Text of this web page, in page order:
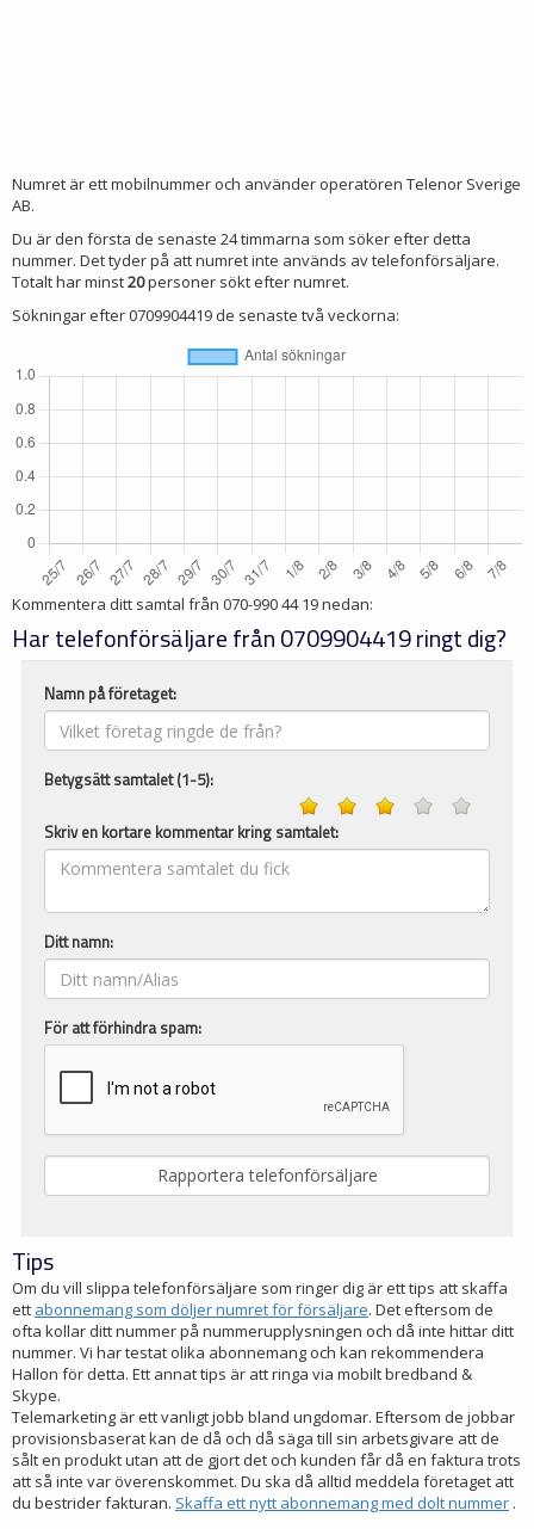
Numret är ett mobilnummer och använder operatören Telenor Sverige
AB.
Du är den första de senaste 24 timmarna som söker efter detta
nummer. Det tyder på att numret inte används av telefonförsäljare.
Totalt har minst20personer sökt efter numret.
Sökningar efter 0709904419 de senaste två veckorna:
Kommentera ditt samtal från 070-990 44 19nedan:
Har telefonförsäljare från 0709904419 ringt dig?
Namn på företaget:
Betygsätt samtalet (1-5):
Skriv en kortare kommentar kring samtalet:
Ditt namn:
För att förhindra spam:
Tips
Om du vill slippa telefonförsäljare som ringer dig är ett tips att skaffa
ett abonnemang som döljer numret för försäljare. Det eftersom de
ofta kollar ditt nummer på nummerupplysningen och då inte hittar ditt
nummer. Vi har testat olika abonnemang och kan rekommendera
Hallon för detta. Ett annat tips är att ringa via mobilt bredband &
Skype.
Telemarketing är ett vanligt jobb bland ungdomar. Eftersom de jobbar
provisionsbaserat kan de då och då säga till sin arbetsgivare att de
sålt en produkt utan att de gjort det och kunden får då en faktura trots
att så inte var överenskommet. Du ska då alltid meddela företaget att
du bestrider fakturan. Skaffa ett nytt abonnemang med dolt nummer .